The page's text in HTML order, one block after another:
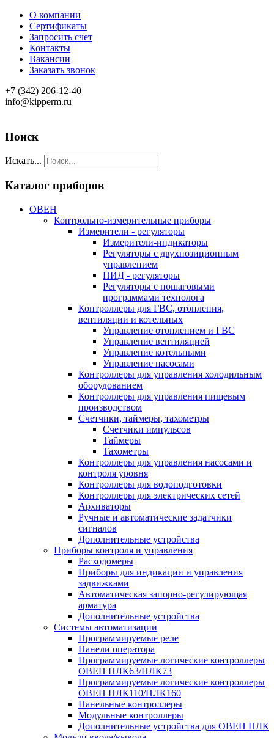
О компании
Сертификаты
Запросить счет
Контакты
Вакансии
Заказать звонок
+7 (342) 206-12-40
info@kipperm.ru
Поиск
Искать...
Каталог приборов
ОВЕН
Контрольно-измерительные приборы
Измерители - регуляторы
Измерители-индикаторы
Регуляторы с двухпозиционным
управлением
ПИД - регуляторы
Регуляторы с пошаговыми
программами технолога
Контроллеры для ГВС, отопления,
вентиляции и котельных
Управление отоплением и ГВС
Управление вентиляцией
Управление котельными
Управление насосами
Контроллеры для управления холодильным
оборудованием
Контроллеры для управления пищевым
производством
Счетчики, таймеры, тахометры
Счетчики импульсов
Таймеры
Тахометры
Контроллеры для управления насосами и
контроля уровня
Контроллеры для водоподготовки
Контроллеры для электрических сетей
Архиваторы
Ручные и автоматические задатчики
сигналов
Дополнительные устройства
Приборы контроля и управления
Расходомеры
Приборы для индикации и управления
задвижками
Автоматическая запорно-регулирующая
арматура
Дополнительные устройства
Системы автоматизации
Программируемые реле
Панели оператора
Программируемые логические контроллеры
ОВЕН ПЛК63/ПЛК73
Программируемые логические контроллеры
ОВЕН ПЛК110/ПЛК160
Панельные контроллеры
Модульные контроллеры
Дополнительные устройства для ОВЕН ПЛК